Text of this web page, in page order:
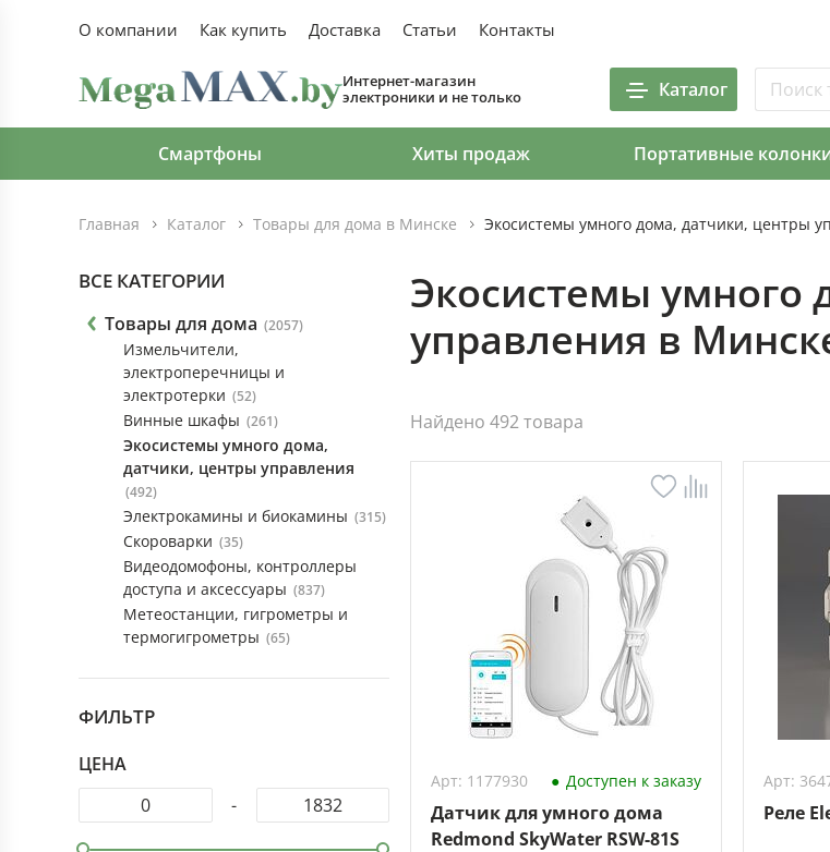
О компании Как купить Доставка Статьи Контакты
Интернет-магазин
электроники и не только
Каталог
Смартфоны Хиты продаж Портативные
Главная Каталог Товары для дома в Минске Экосистемы умного дома, датчики, центры
ВСЕ КАТЕГОРИИ
Товары для дома (2057)
Измельчители,
электроперечницы и
электротерки (52)
Винные шкафы (261)
Экосистемы умного дома,
датчики, центры управления
(492)
Электрокамины и биокамины (315)
Скороварки (35)
Видеодомофоны, контроллеры
доступа и аксессуары (837)
Метеостанции, гигрометры и
термогигрометры (65)
ФИЛЬТР
ЦЕНА
-
Экосистемы умного
управления в
Найдено 492 товара
Арт: 1177930 Доступен к заказу
Датчик для умного дома
Redmond SkyWater RSW-81S
Арт:
Реле